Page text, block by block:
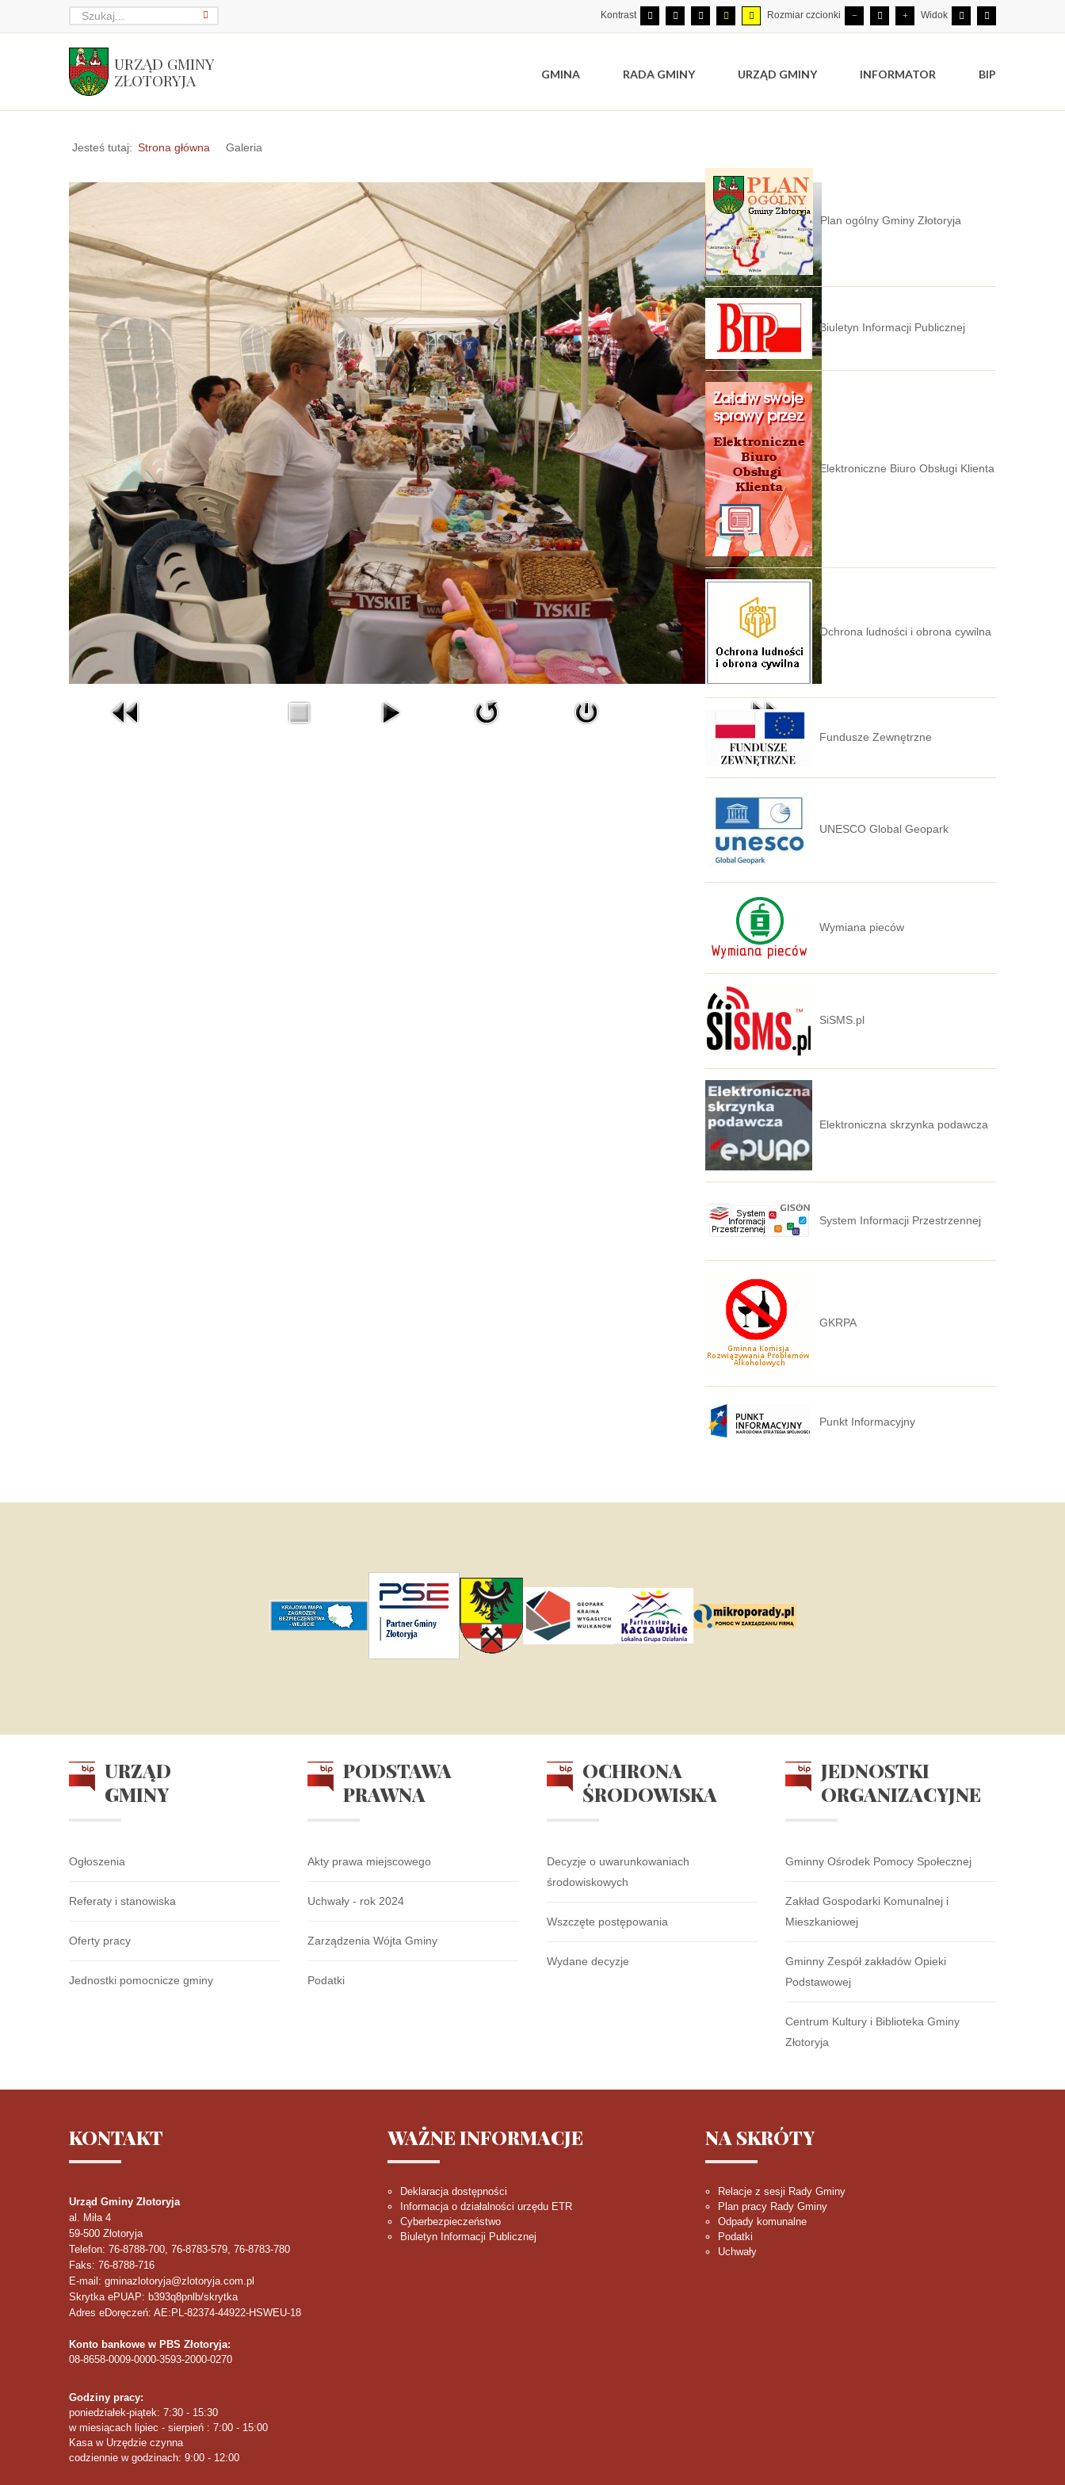
Kontrast Rozmiar czcionki Widok
URZĄD GMINY
ZŁOTORYJA
GMINA RADA GMINY URZĄD GMINY INFORMATOR BIP
Jesteś tutaj: Strona główna Galeria
Plan ogólny Gminy Złotoryja
Biuletyn Informacji Publicznej
Elektroniczne Biuro Obsługi Klienta
Ochrona ludności i obrona cywilna
Fundusze Zewnętrzne
UNESCO Global Geopark
Wymiana pieców
SiSMS.pl
Elektroniczna skrzynka podawcza
System Informacji Przestrzennej
GKRPA
Punkt Informacyjny
URZĄD
GMINY
Ogłoszenia
Referaty i stanowiska
Oferty pracy
Jednostki pomocnicze gminy
PODSTAWA
PRAWNA
Akty prawa miejscowego
Uchwały - rok 2024
Zarządzenia Wójta Gminy
Podatki
OCHRONA
ŚRODOWISKA
Decyzje o uwarunkowaniach
środowiskowych
Wszczęte postępowania
Wydane decyzje
JEDNOSTKI
ORGANIZACYJNE
Gminny Ośrodek Pomocy Społecznej
Zakład Gospodarki Komunalnej i
Mieszkaniowej
Gminny Zespół zakładów Opieki
Podstawowej
Centrum Kultury i Biblioteka Gminy
Złotoryja
KONTAKT
Urząd Gminy Złotoryja
al. Miła 4
59-500 Złotoryja
Telefon: 76-8788-700, 76-8783-579, 76-8783-780
Faks: 76-8788-716
E-mail: gminazlotoryja@zlotoryja.com.pl
Skrytka ePUAP: b393q8pnlb/skrytka
Adres eDoręczeń: AE:PL-82374-44922-HSWEU-18
Konto bankowe w PBS Złotoryja:
08-8658-0009-0000-3593-2000-0270
Godziny pracy:
poniedziałek-piątek: 7:30 - 15:30
w miesiącach lipiec - sierpień : 7:00 - 15:00
Kasa w Urzędzie czynna
codziennie w godzinach: 9:00 - 12:00
WAŻNEINFORMACJE
Deklaracja dostępności
Informacja o działalności urzędu ETR
Cyberbezpieczeństwo
Biuletyn Informacji Publicznej
NA SKRÓTY
Relacje z sesji Rady Gminy
Plan pracy Rady Gminy
Odpady komunalne
Podatki
Uchwały